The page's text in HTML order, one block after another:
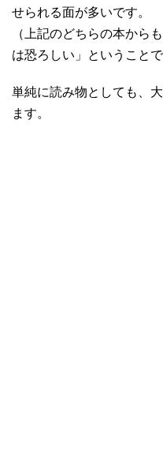
せられる面が多いです。
（上記のどちらの本から
は恐ろしい」ということ
単純に読み物としても、
ます。